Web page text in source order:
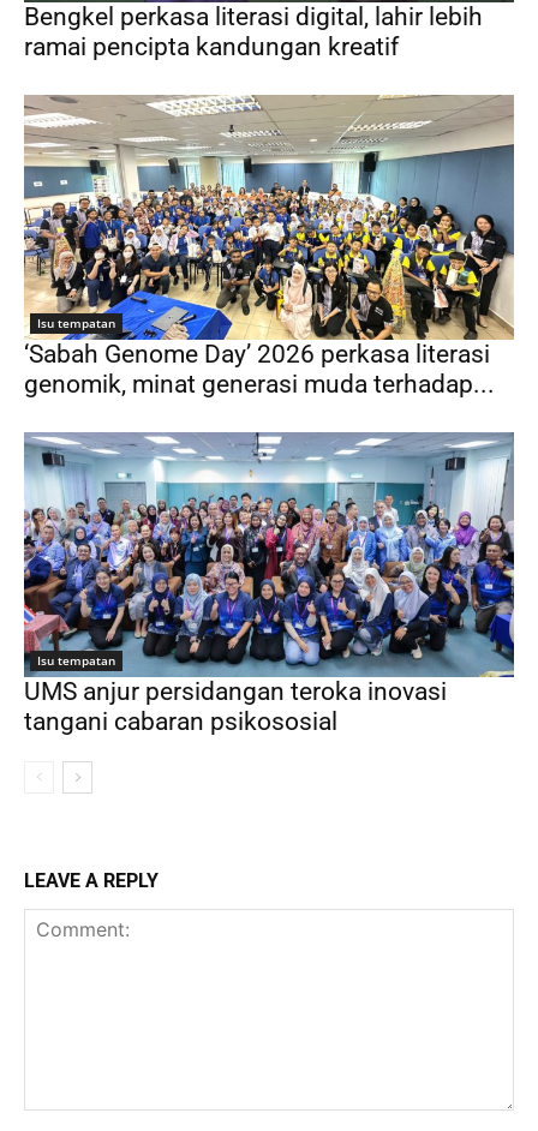
Bengkel perkasa literasi digital, lahir lebih
ramai pencipta kandungan kreatif
Isu tempatan
‘Sabah Genome Day’ 2026 perkasa literasi
genomik, minat generasi muda terhadap...
Isu tempatan
UMS anjur persidangan teroka inovasi
tangani cabaran psikososial
LEAVE A REPLY